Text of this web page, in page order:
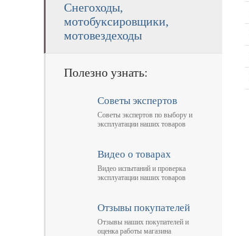
Снегоходы,
мотобуксировщики,
мотовездеходы
Полезно узнать:
Советы экспертов
Советы экспертов по выбору и
эксплуатации наших товаров
Видео о товарах
Видео испытаний и проверка
эксплуатации наших товаров
Отзывы покупателей
Отзывы наших покупателей и
оценка работы магазина